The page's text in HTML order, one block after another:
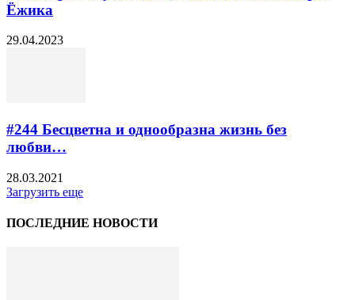
Ёжика
29.04.2023
#244​ Бесцветна и однообразна жизнь без
любви…
28.03.2021
Загрузить еще
ПОСЛЕДНИЕ НОВОСТИ